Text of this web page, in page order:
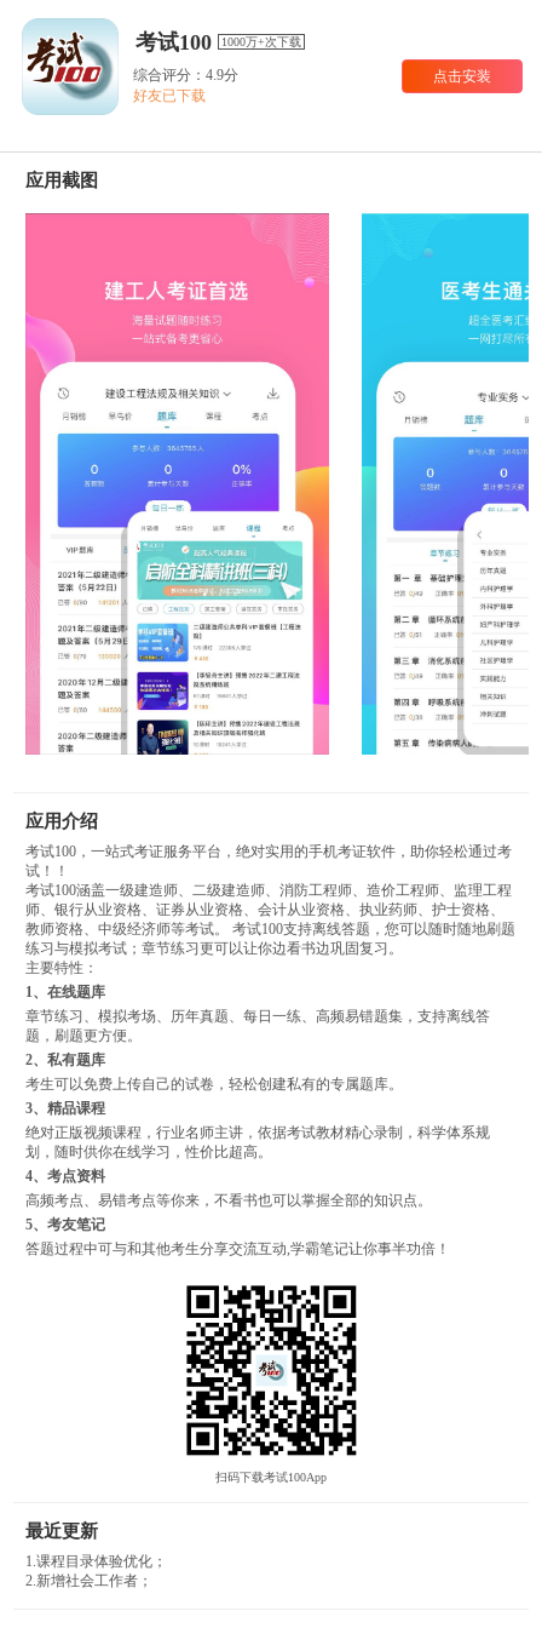
考试100 1000万+次下载
综合评分：4.9分
好友已下载
点击安装
应用截图
应用介绍
考试100，一站式考证服务平台，绝对实用的手机考证软件，助你轻松通过考
试！！
考试100涵盖一级建造师、二级建造师、消防工程师、造价工程师、监理工程
师、银行从业资格、证券从业资格、会计从业资格、执业药师、护士资格、
教师资格、中级经济师等考试。 考试100支持离线答题，您可以随时随地刷题
练习与模拟考试；章节练习更可以让你边看书边巩固复习。
主要特性：
1、在线题库
章节练习、模拟考场、历年真题、每日一练、高频易错题集，支持离线答
题，刷题更方便。
2、私有题库
考生可以免费上传自己的试卷，轻松创建私有的专属题库。
3、精品课程
绝对正版视频课程，行业名师主讲，依据考试教材精心录制，科学体系规
划，随时供你在线学习，性价比超高。
4、考点资料
高频考点、易错考点等你来，不看书也可以掌握全部的知识点。
5、考友笔记
答题过程中可与和其他考生分享交流互动,学霸笔记让你事半功倍！
扫码下载考试100App
最近更新
1.课程目录体验优化；
2.新增社会工作者；